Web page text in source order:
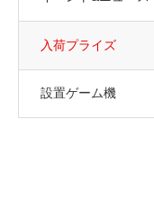
入荷プライズ
設置ゲーム機